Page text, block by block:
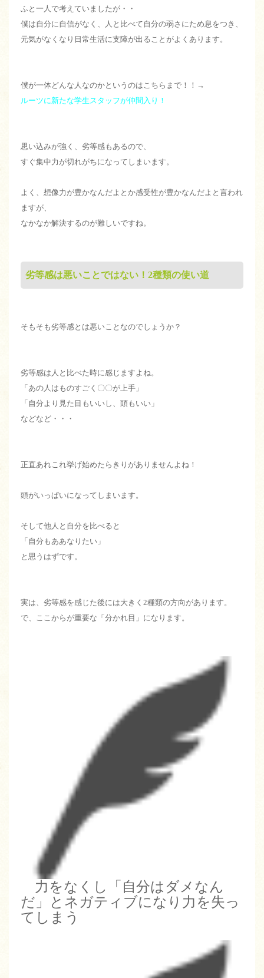
ふと一人で考えていましたが・・
僕は自分に自信がなく、人と比べて自分の弱さにため息をつき、
元気がなくなり日常生活に支障が出ることがよくあります。
僕が一体どんな人なのかというのはこちらまで！！→
ルーツに新たな学生スタッフが仲間入り！
思い込みが強く、劣等感もあるので、
すぐ集中力が切れがちになってしまいます。
よく、想像力が豊かなんだよとか感受性が豊かなんだよと言われ
ますが、
なかなか解決するのが難しいですね。
劣等感は悪いことではない！2種類の使い道
そもそも劣等感とは悪いことなのでしょうか？
劣等感は人と比べた時に感じますよね。
「あの人はものすごく〇〇が上手」
「自分より見た目もいいし、頭もいい」
などなど・・・
正直あれこれ挙げ始めたらきりがありませんよね！
頭がいっぱいになってしまいます。
そして他人と自分を比べると
「自分もああなりたい」
と思うはずです。
実は、劣等感を感じた後には大きく2種類の方向があります。
で、ここからが重要な「分かれ目」になります。
力をなくし「自分はダメなん
だ」とネガティブになり力を失っ
てしまう